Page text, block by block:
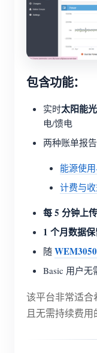
包含功能：
实时太阳能
电/馈电
两种账单报告
能源使
计费与
每 5 分钟上
1 个月数据
随
Basic 用户无
该平台非常适合
且无需持续费用